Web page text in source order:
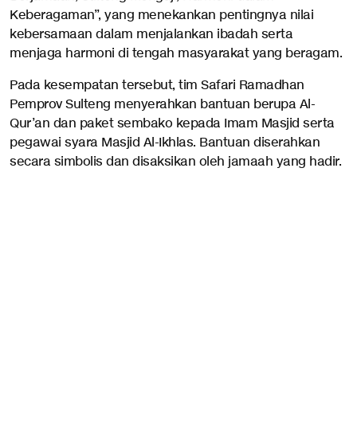
Keberagaman”, yang menekankan pentingnya nilai
kebersamaan dalam menjalankan ibadah serta
menjaga harmoni di tengah masyarakat yang beragam.
Pada kesempatan tersebut, tim Safari Ramadhan
Pemprov Sulteng menyerahkan bantuan berupa Al-
Qur’an dan paket sembako kepada Imam Masjid serta
pegawai syara Masjid Al-Ikhlas. Bantuan diserahkan
secara simbolis dan disaksikan oleh jamaah yang hadir.